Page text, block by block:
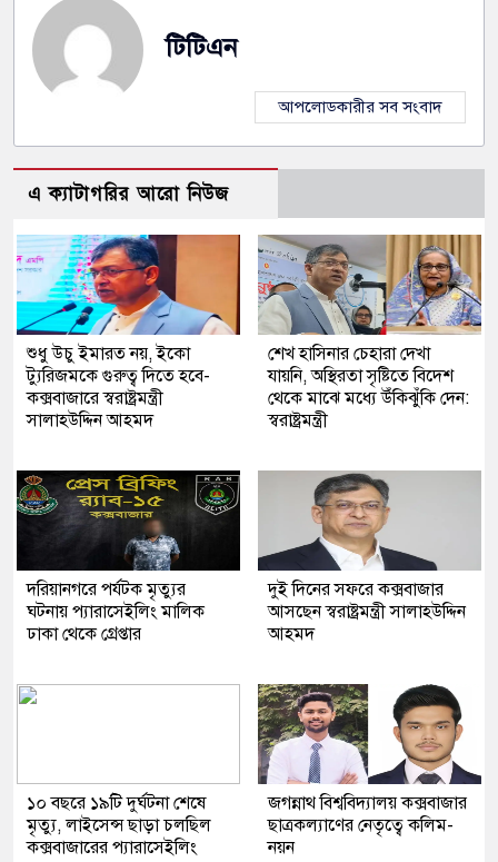
টিটিএন
আপলোডকারীর সব সংবাদ
এ ক্যাটাগরির আরো নিউজ
শুধু উচু ইমারত নয়, ইকো
ট্যুরিজমকে গুরুত্ব দিতে হবে-
কক্সবাজারে স্বরাষ্ট্রমন্ত্রী
সালাহউদ্দিন আহমদ
শেখ হাসিনার চেহারা দেখা
যায়নি, অস্থিরতা সৃষ্টিতে বিদেশ
থেকে মাঝে মধ্যে উঁকিঝুঁকি দেন:
স্বরাষ্ট্রমন্ত্রী
দরিয়ানগরে পর্যটক মৃত্যুর
ঘটনায় প্যারাসেইলিং মালিক
ঢাকা থেকে গ্রেপ্তার
দুই দিনের সফরে কক্সবাজার
আসছেন স্বরাষ্ট্রমন্ত্রী সালাহউদ্দিন
আহমদ
১০ বছরে ১৯টি দুর্ঘটনা শেষে
মৃত্যু, লাইসেন্স ছাড়া চলছিল
কক্সবাজারের প্যারাসেইলিং
জগন্নাথ বিশ্ববিদ্যালয় কক্সবাজার
ছাত্রকল্যাণের নেতৃত্বে কলিম-
নয়ন